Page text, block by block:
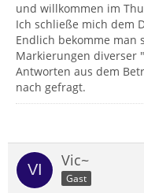
und willkommen im
Ich schließe mich dem
Endlich bekomme man
Markierungen diverser
Antworten aus dem
nach gefragt.
Vic~
Gast